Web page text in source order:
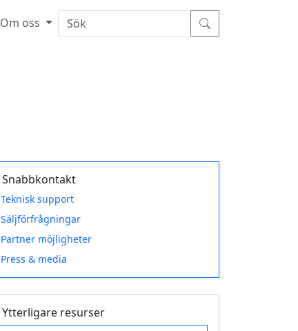
Om oss
Snabbkontakt
Teknisk support
Säljförfrågningar
Partner möjligheter
Press & media
Ytterligare resurser